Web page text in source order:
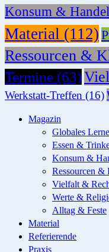
Konsum & Handel
Material (112)
Ressourcen &
Termine (63)
Werkstatt-Treffen (16)
Magazin
Globales
Essen &
Konsum &
Ressourcen &
Vielfalt &
Werte &
Alltag & Feste
Material
Referierende
Praxis